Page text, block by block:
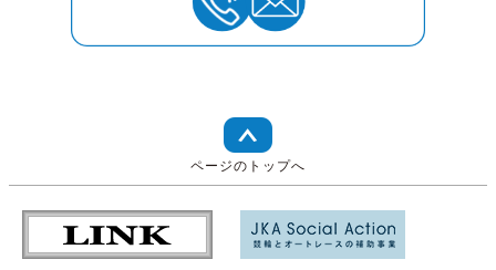
ページのトップへ